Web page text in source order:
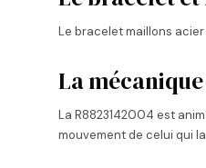
Le bracelet maillons
La
La R8823142004 est
mouvement de celui qui